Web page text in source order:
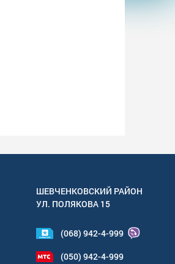
ШЕВЧЕНКОВСКИЙ РАЙОН
УЛ. ПОЛЯКОВА 15
(068) 942-4-999
(050) 942-4-999